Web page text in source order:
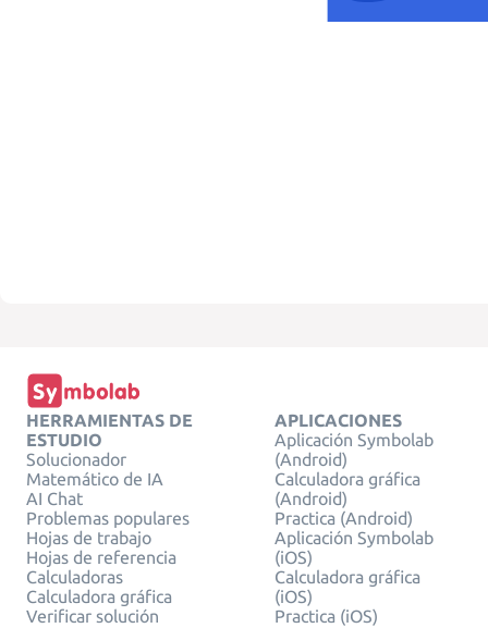
HERRAMIENTAS DE
ESTUDIO
Solucionador
Matemático de IA
AI Chat
Problemas populares
Hojas de trabajo
Hojas de referencia
Calculadoras
Calculadora gráfica
Verificar solución
APLICACIONES
Aplicación Symbolab
(Android)
Calculadora gráfica
(Android)
Practica (Android)
Aplicación Symbolab
(iOS)
Calculadora gráfica
(iOS)
Practica (iOS)